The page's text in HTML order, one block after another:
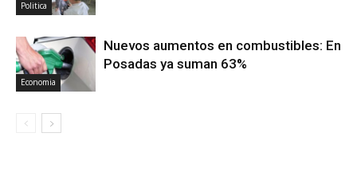
Politica
Economia
Nuevos aumentos en combustibles: En
Posadas ya suman 63%